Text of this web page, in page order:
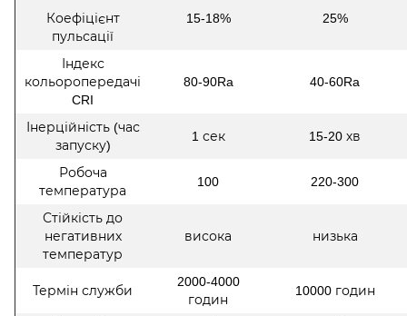
Коефіцієнт
пульсації
15-18% 25%
Індекс
кольоропередачі
CRI
80-90Ra 40-60Ra
Інерційність (час
запуску)
1 сек 15-20 хв
Робоча
температура
100 220-300
Стійкість до
негативних
температур
висока низька
Термін служби
2000-4000
годин
10000 годин